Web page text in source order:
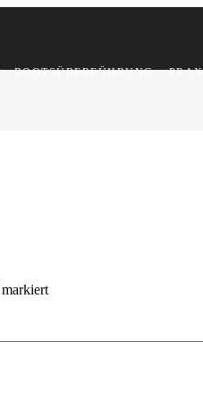
BOOTSÜBERFÜHRUNG
markiert